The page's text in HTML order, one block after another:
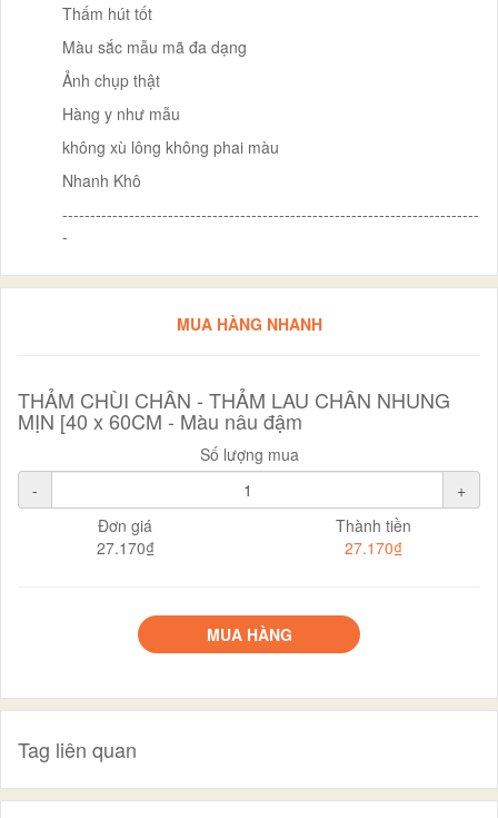
Thấm hút tốt
Màu sắc mẫu mã đa dạng
Ảnh chụp thật
Hàng y như mẫu
không xù lông không phai màu
Nhanh Khô
---------------------------------------------------------------------------
-
MUA HÀNG NHANH
THẢM CHÙI CHÂN - THẢM LAU CHÂN NHUNG
MỊN [40 x 60CM - Màu nâu đậm
Số lượng mua
-
+
Đơn giá
27.170₫
Thành tiền
27.170₫
MUA HÀNG
Tag liên quan